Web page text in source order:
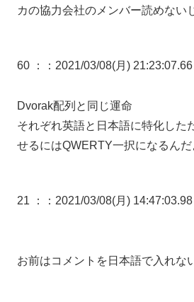
カの協力会社のメンバー読めない
60 ： ：2021/03/08(月)
Dvorak配列と同じ運命
それぞれ英語と日本語に特化した
せるにはQWERTY一択になるんだ
21 ： ：2021/03/08(月)
お前はコメントを日本語で入れな